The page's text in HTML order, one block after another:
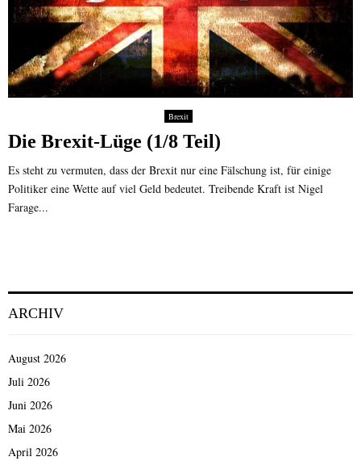
Brexit
Die Brexit-Lüge (1/8 Teil)
Es steht zu vermuten, dass der Brexit nur eine Fälschung ist, für einige
Politiker eine Wette auf viel Geld bedeutet. Treibende Kraft ist Nigel
Farage...
ARCHIV
August 2026
Juli 2026
Juni 2026
Mai 2026
April 2026